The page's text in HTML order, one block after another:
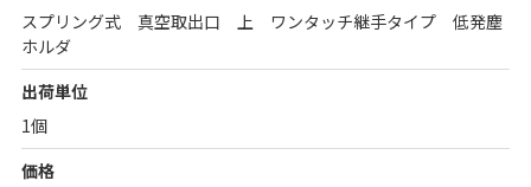
スプリング式 真空取出口 上 ワンタッチ継手タイプ 低発塵
ホルダ
出荷単位
1個
価格